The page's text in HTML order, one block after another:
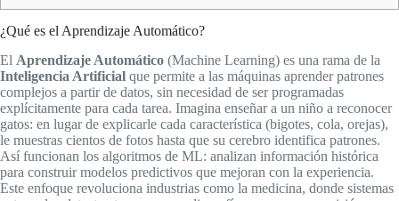
¿Qué es el Aprendizaje Automático?
El Aprendizaje Automático (Machine Learning) es una rama de la
Inteligencia Artificial que permite a las máquinas aprender patrones
complejos a partir de datos, sin necesidad de ser programadas
explícitamente para cada tarea. Imagina enseñar a un niño a reconocer
gatos: en lugar de explicarle cada característica (bigotes, cola, orejas),
le muestras cientos de fotos hasta que su cerebro identifica patrones.
Así funcionan los algoritmos de ML: analizan información histórica
para construir modelos predictivos que mejoran con la experiencia.
Este enfoque revoluciona industrias como la medicina, donde sistemas